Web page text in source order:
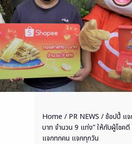
Home / PR NEWS / ช้อปปี้ แจ
บาท จำนวน 9 แท่ง” ให้กับผู้โช
แจกทกคน แจกทุกวัน